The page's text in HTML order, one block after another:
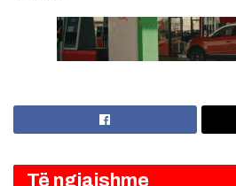
Të ngjajshme